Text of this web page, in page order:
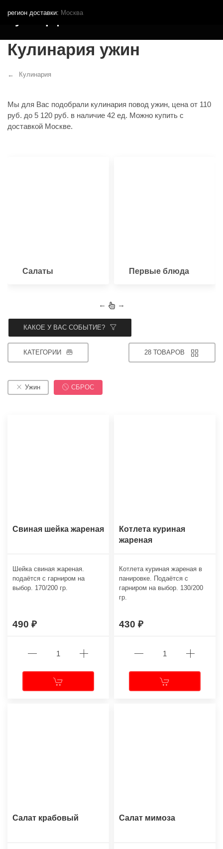
регион доставки: Москва
Кутья.рф
Кулинария ужин
Кулинария
Мы для Вас подобрали кулинария повод ужин, цена от 110
руб. до 5 120 руб. в наличие 42 ед. Можно купить с
доставкой Москве.
Салаты Первые блюда
← →
КАКОЕ У ВАС СОБЫТИЕ?
КАТЕГОРИИ 28 ТОВАРОВ
Ужин СБРОС
Свиная шейка жареная
Шейка свиная жареная.
подаётся с гарниром на
выбор. 170/200 гр.
490
Котлета куриная
жареная
Котлета куриная жареная в
панировке. Подаётся с
гарниром на выбор. 130/200
гр.
430
Салат крабовый Салат мимоза